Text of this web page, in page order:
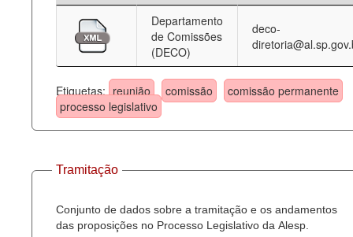
Departamento
de Comissões
(DECO)
deco-
Etiquetas: reunião comissão
comissão permanente
processo legislativo
Tramitação
Conjunto de dados sobre a tramitação e os andamentos
das proposições no Processo Legislativo da Alesp.